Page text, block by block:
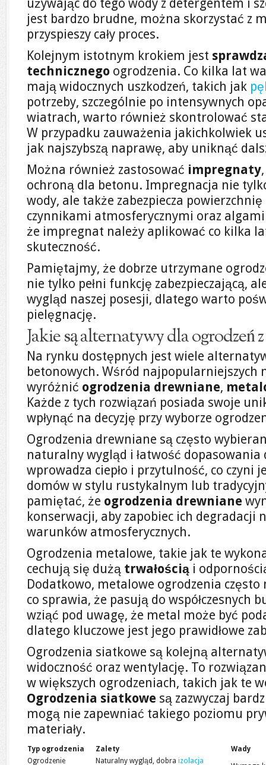
używając do tego wody z detergentem i
jest bardzo brudne, można skorzystać z
przyspieszy cały proces.
Kolejnym istotnym krokiem jest
technicznego ogrodzenia. Co kilka lat
mają widocznych uszkodzeń, takich jak
potrzeby, szczególnie po intensywnych
wiatrach, warto również skontrolować
W przypadku zauważenia jakichkolwiek
jak najszybszą naprawę, aby uniknąć
Można również zastosować impregnaty
ochroną dla betonu. Impregnacja nie
wody, ale także zabezpiecza
czynnikami atmosferycznymi oraz
że impregnat należy aplikować co kilka
skuteczność.
Pamiętajmy, że dobrze utrzymane
nie tylko pełni funkcję zabezpieczającą,
wygląd naszej posesji, dlatego warto
pielęgnację.
Jakie są alternatywy dla ogrodzeń
Na rynku dostępnych jest wiele
betonowych. Wśród najpopularniejszych
wyróżnić ogrodzenia drewniane,
Każde z tych rozwiązań posiada swoje
wpłynąć na decyzję przy wyborze
Ogrodzenia drewniane są często
naturalny wygląd i łatwość dopasowania
wprowadza ciepło i przytulność, co czyni
domów w stylu rustykalnym lub
pamiętać, że ogrodzenia drewniane
konserwacji, aby zapobiec ich degradacji
warunków atmosferycznych.
Ogrodzenia metalowe, takie jak te
cechują się dużą trwałością i
Dodatkowo, metalowe ogrodzenia często
co sprawia, że pasują do współczesnych
wziąć pod uwagę, że metal może być
dlatego kluczowe jest jego prawidłowe
Ogrodzenia siatkowe są kolejną
widoczność oraz wentylację. To
w większych ogrodzeniach, takich jak te
Ogrodzenia siatkowe są zazwyczaj
mogą nie zapewniać takiego poziomu
materiały.
Typ ogrodzenia Zalety
Wady
Ogrodzenie
Naturalny wygląd, dobra izolacja